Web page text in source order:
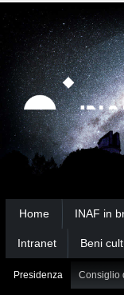
Strumenti
personali
Salta
contenuti.
|
Salta
alla
navigazione
Ricerca
avanzata…
Home INAF in
Intranet Beni
Presidenza Consiglio